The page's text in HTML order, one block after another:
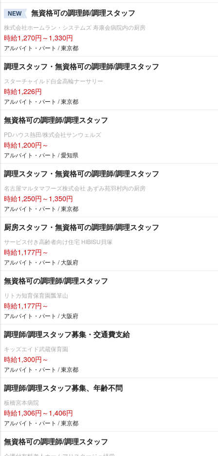
NEW 無資格可の調理師/調理スタッフ
株式会社ホームラン・システムズ 寿康会病院内の厨房
時給1,270円～1,330円
アルバイト・パート / 東京都
調理スタッフ・無資格可の調理師/調理スタッフ
スターチャイルド白金高輪ナーサリー
時給1,226円
アルバイト・パート / 東京都
無資格可の調理師/調理スタッフ
PDハウス熱田/株式会社サンウェルズ
時給1,200円～
アルバイト・パート / 愛知県
調理スタッフ・無資格可の調理師/調理スタッフ
名古屋マルタマフーズ株式会社 あずみ苑羽村内の厨房
時給1,250円～1,350円
アルバイト・パート / 東京都
厨房スタッフ・無資格可の調理師/調理スタッフ
サービス付き高齢者向け住宅 HIBISU貝塚
時給1,177円～
アルバイト・パート / 大阪府
無資格可の調理師/調理スタッフ
リトカ知育保育園瓢箪山
時給1,177円～
アルバイト・パート / 大阪府
調理師/調理スタッフ募集・交通費支給
キッズエイド武蔵保育園
時給1,300円～
アルバイト・パート / 東京都
調理師/調理スタッフ募集、年齢不問
板橋宮本病院
時給1,306円～1,406円
アルバイト・パート / 東京都
無資格可の調理師/調理スタッフ